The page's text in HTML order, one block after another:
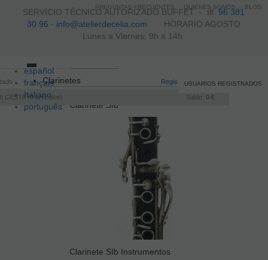
SERVICIO TÉCNICO AUTORIZADO BUFFET -tlf.96 381
30 96 · info@atelierdecelia.com HORARIO AGOSTO
Lunes a Viernes: 9h a 14h
español
français
Italiano
português
Registro /Iniciar sesión
CESTA 0artículos Saldo: 0 €
USUARIOS REGISTRADOS
Toggle
navigation
Clarinetes
Clarinete SIb
Clarinete SIb Instrumentos
PREGUNTAS FRECUENTES QUIÉNES SOMOS BLOG